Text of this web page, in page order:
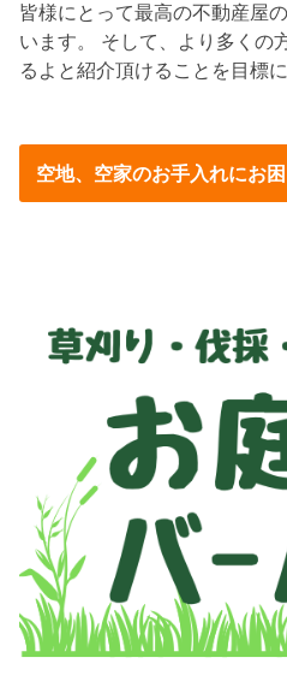
皆様にとって最高の不動産屋
います。 そして、より多くの
るよと紹介頂けることを目標
空地、空家のお手入れにお困